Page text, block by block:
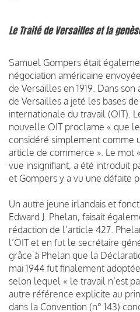
Le Traité de Versailles et la
Samuel Gompers était
négociation américaine
de Versailles en 1919. Dans
de Versailles a jeté les bases
internationale du travail (OIT).
nouvelle OIT proclame « que
considéré simplement comme
article de commerce ». Le mot
vue insignifiant, a été introduit
et Gompers y a vu une défaite
Un autre jeune irlandais et
Edward J. Phelan, faisait
rédaction de l’article 427.
l’OIT et en fut le secrétaire
grâce à Phelan que la
mai 1944 fut finalement
selon lequel « le travail n’est
autre référence explicite au
dans la Convention (n° 143)